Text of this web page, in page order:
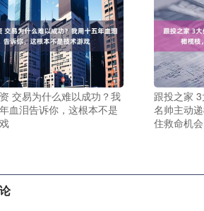
交易为什么难以成功？我
血泪告诉你，这根本不是
跟投之家
名帅主动
住救命机会